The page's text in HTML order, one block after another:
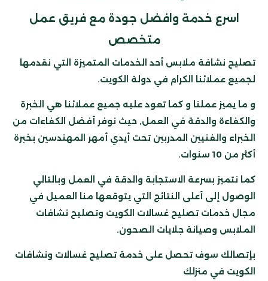
اسرع خدمة وافضل جودة مع فريق عمل
متخصص
تصليح نشافة ملابس أحد الخدمات المتميزة التي نقدمها
لجميع عملائنا الكرام في دولة الكويت.
و ما يميز عملنا و كما تعود عليه جميع عملائنا هي الخبرة
والكفاءة والدقة في العمل, حيث نوفر أفضل الكفاءات من
الخبراء والفنيين المدربين تحت أيدي أمهر المهندسين بخبرة
أكثر من 10 سنوات.
كما نتميز بسرعة الاستجابة والدقة في العمل وبالتالي
الوصول إلى أعلى النتائج التي يتوقعها منا العميل في
مجال خدمات تصليح غسالات الكويت وتصليح نشافات
الملابس وصيانة جلايات الصحون.
بإتصالك سوف تحصل على خدمة تصليح غسالات ونشافات
الكويت في منزلك